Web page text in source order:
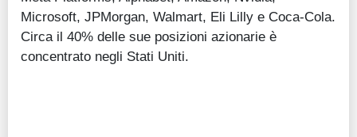
Microsoft, JPMorgan, Walmart, Eli Lilly e Coca-Cola.
Circa il 40% delle sue posizioni azionarie è
concentrato negli Stati Uniti.